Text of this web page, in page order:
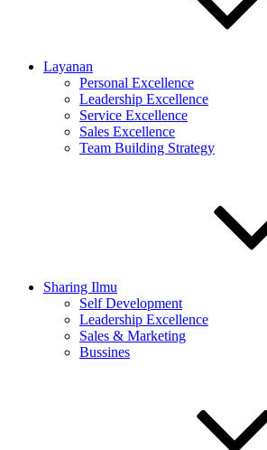
Layanan
Personal Excellence
Leadership Excellence
Service Excellence
Sales Excellence
Team Building Strategy
Sharing Ilmu
Self Development
Leadership Excellence
Sales & Marketing
Bussines